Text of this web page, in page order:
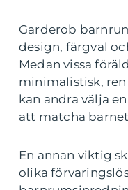
Garderob
design, färgval
Medan vissa
minimalistisk,
kan andra välja
att matcha
En annan viktig
olika